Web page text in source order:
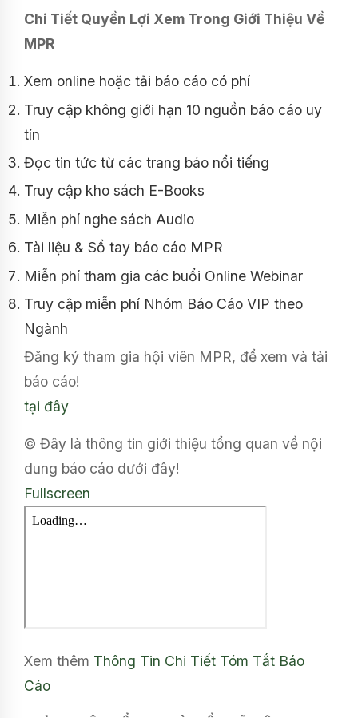
Chi Tiết Quyền Lợi Xem Trong Giới Thiệu Về
MPR
Xem online hoặc tải báo cáo có phí
Truy cập không giới hạn 10 nguồn báo cáo uy
tín
Đọc tin tức từ các trang báo nổi tiếng
Truy cập kho sách E-Books
Miễn phí nghe sách Audio
Tài liệu & Sổ tay báo cáo MPR
Miễn phí tham gia các buổi Online Webinar
Truy cập miễn phí Nhóm Báo Cáo VIP theo
Ngành
Đăng ký tham gia hội viên MPR, để xem và tải
báo cáo!
tại đây
© Đây là thông tin giới thiệu tổng quan về nội
dung báo cáo dưới đây!
Fullscreen
Xem thêm Thông Tin Chi Tiết Tóm Tắt Báo
Cáo